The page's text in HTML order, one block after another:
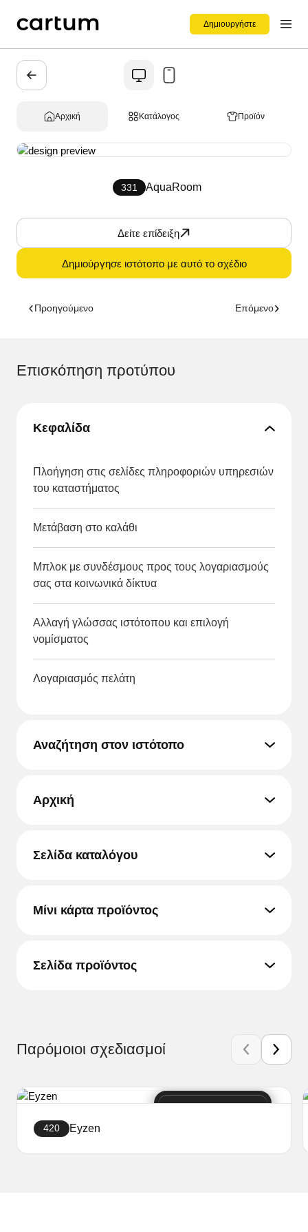
Δημιουργήστε
Αρχική Κατάλογος Προϊόν
331 AquaRoom
Δείτε επίδειξη
Δημιούργησε ιστότοπο με αυτό το σχέδιο
Προηγούμενο Επόμενο
Επισκόπηση προτύπου
Κεφαλίδα
Πλοήγηση στις σελίδες πληροφοριών υπηρεσιών
του καταστήματος
Μετάβαση στο καλάθι
Μπλοκ με συνδέσμους προς τους λογαριασμούς
σας στα κοινωνικά δίκτυα
Αλλαγή γλώσσας ιστότοπου και επιλογή
νομίσματος
Λογαριασμός πελάτη
Αναζήτηση στον ιστότοπο
Αρχική
Σελίδα καταλόγου
Μίνι κάρτα προϊόντος
Σελίδα προϊόντος
Παρόμοιοι σχεδιασμοί
420 Eyzen